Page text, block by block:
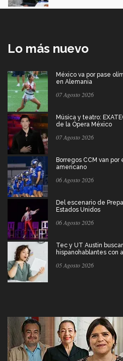
Lo más nuevo
México va por pase
en Alemania
07 Agosto 2026
Música y teatro:
de la Ópera México
07 Agosto 2026
Borregos CCM van
americano
06 Agosto 2026
Del escenario de
Estados Unidos
06 Agosto 2026
Tec y UT Austin
hispanohablantes con
05 Agosto 2026